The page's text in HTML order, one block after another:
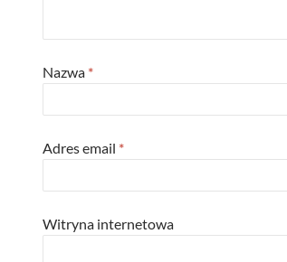
Nazwa *
Adres email *
Witryna internetowa